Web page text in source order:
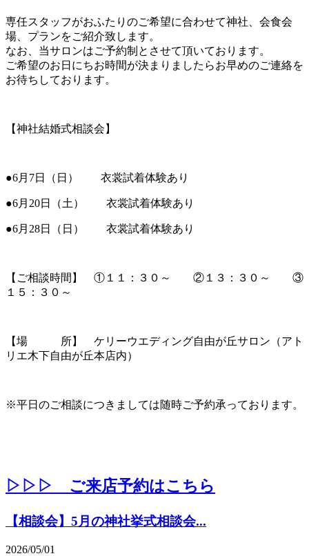
専任スタッフがおふたりのご希望に合わせて神社、会食会
場、プランをご紹介致します。
なお、当サロンはご予約制とさせて頂いております。
ご希望のお日にちお時間が決まりましたらお早めのご連絡を
お待ちしております。
【神社結婚式相談会】
●6月7日（日） 衣裳試着体験あり
●6月20日（土） 衣裳試着体験あり
●6月28日（日） 衣裳試着体験あり
【ご相談時間】 ①１１：３０～ ②１３：３０～ ③
１５：３０～
【場 所】 ケリーウエディング自由が丘サロン（アト
リエ木下自由が丘本店内）
※平日のご相談につきましては随時ご予約承っております。
▷▷▷ ご来店予約はこちら
【相談会】5月の神社挙式相談会...
2026/05/01